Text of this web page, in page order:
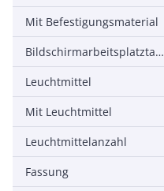
Mit Befestigungsmaterial
Bildschirmarbeitsplatztauglich nach EN 12464-1
Leuchtmittel
Mit Leuchtmittel
Leuchtmittelanzahl
Fassung